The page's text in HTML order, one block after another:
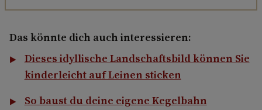
Das könnte dich auch interessieren:
Dieses idyllische Landschaftsbild können Sie
kinderleicht auf Leinen sticken
So baust du deine eigene Kegelbahn